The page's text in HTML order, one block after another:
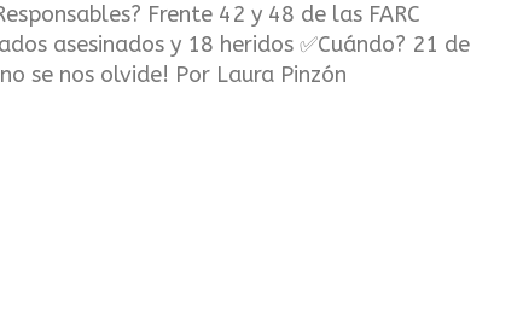
Frente 42 y 48 de las FARC
asesinados y 18 heridos ✅Cuándo? 21 de
se nos olvide! Por Laura Pinzón